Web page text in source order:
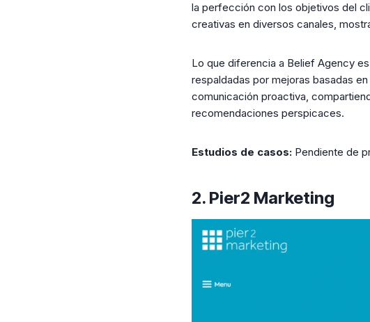
la perfección con los objetivos del
creativas en diversos canales,
Lo que diferencia a Belief Agency
respaldadas por mejoras basadas
comunicación proactiva,
recomendaciones perspicaces.
Estudios de casos: Pendiente de
2. Pier2 Marketing